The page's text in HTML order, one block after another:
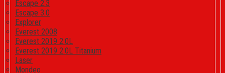
Escape 2.3
Escape 3.0
Explorer
Everest 2008
Everest 2019 2.0L
Everest 2019 2.0L Titanium
Laser
Mondeo